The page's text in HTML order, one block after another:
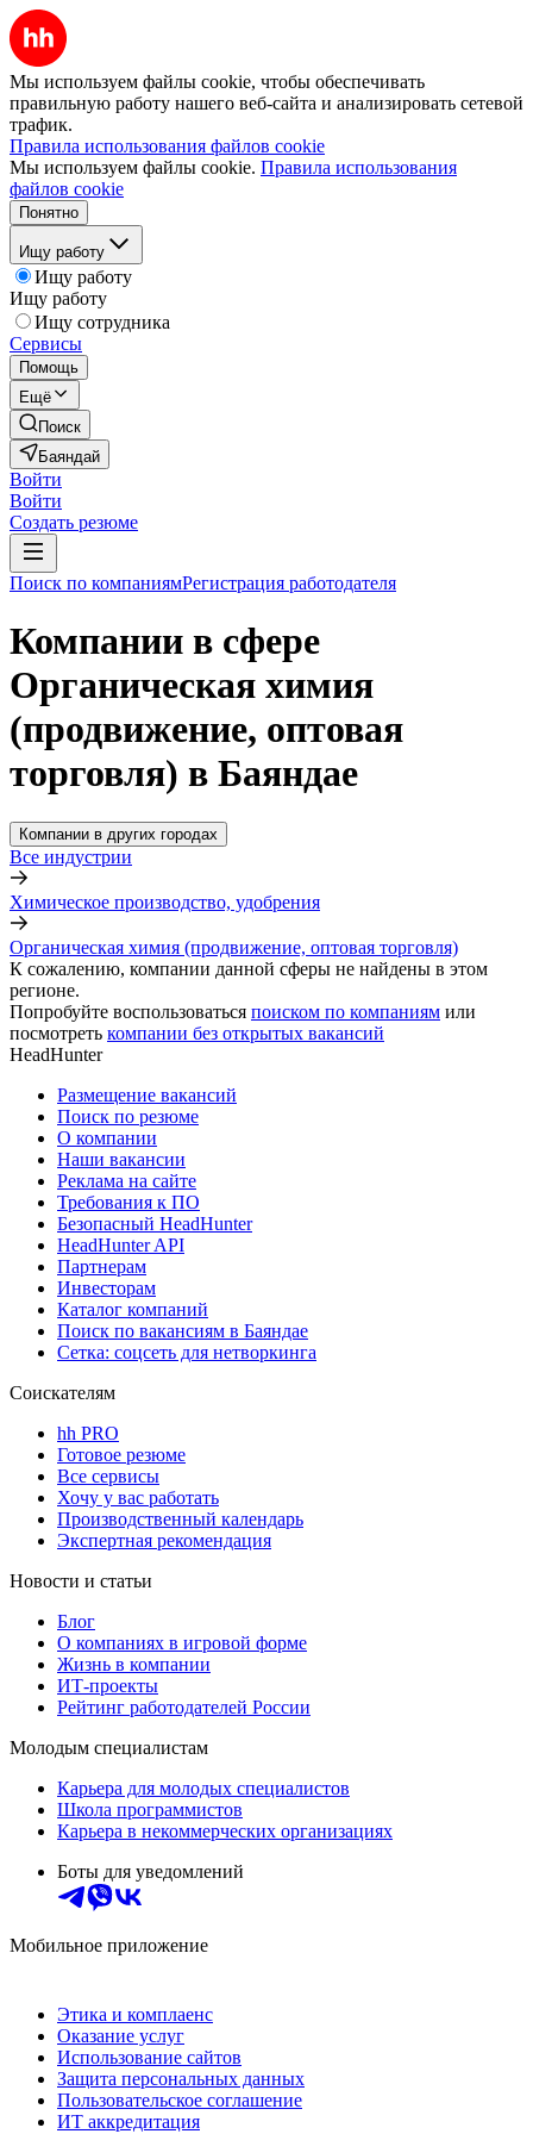
Мы используем файлы cookie, чтобы обеспечивать
правильную работу нашего веб-сайта и анализировать сетевой
трафик.
Правила использования файлов cookie
Мы используем файлы cookie. Правила использования
файлов cookie
Понятно
Ищу работу
Ищу работу
Ищу работу
Ищу сотрудника
Сервисы
Помощь
Ещё
Поиск
Баяндай
Войти
Войти
Создать резюме
Поиск по компаниямРегистрация работодателя
Компании в сфере
Органическая химия
(продвижение, оптовая
торговля) в Баяндае
Компании в других городах
Все индустрии
Химическое производство, удобрения
Органическая химия (продвижение, оптовая торговля)
К сожалению, компании данной сферы не найдены в этом
регионе.
Попробуйте воспользоваться поиском по компаниям или
посмотреть компании без открытых вакансий
HeadHunter
Размещение вакансий
Поиск по резюме
О компании
Наши вакансии
Реклама на сайте
Требования к ПО
Безопасный HeadHunter
HeadHunter API
Партнерам
Инвесторам
Каталог компаний
Поиск по вакансиям в Баяндае
Сетка: соцсеть для нетворкинга
Соискателям
hh PRO
Готовое резюме
Все сервисы
Хочу у вас работать
Производственный календарь
Экспертная рекомендация
Новости и статьи
Блог
О компаниях в игровой форме
Жизнь в компании
ИТ-проекты
Рейтинг работодателей России
Молодым специалистам
Карьера для молодых специалистов
Школа программистов
Карьера в некоммерческих организациях
Боты для уведомлений
Мобильное приложение
Этика и комплаенс
Оказание услуг
Использование сайтов
Защита персональных данных
Пользовательское соглашение
ИТ аккредитация